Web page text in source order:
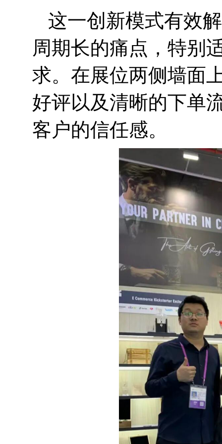
这一创新模式有效
周期长的痛点，特别
求。在展位两侧墙面
好评以及清晰的下单
客户的信任感。